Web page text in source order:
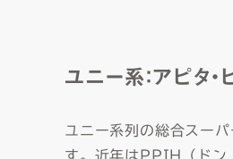
ユニー系：アピタ・
ユニー系列の総合スー
す。近年はPPIH（ドン